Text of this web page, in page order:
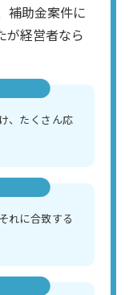
補助金案件に
が経営者なら
、たくさん応
れに合致する